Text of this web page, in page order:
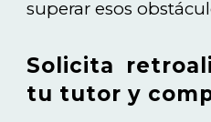
superar esos
Solicita
tu tutor y